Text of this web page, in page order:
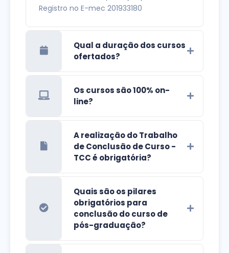
Registro no E-mec 201933180
Qual a duração dos cursos
ofertados?
Os cursos são 100% on-
line?
A realização do Trabalho
de Conclusão de Curso -
TCC é obrigatória?
Quais são os pilares
obrigatórios para
conclusão do curso de
pós-graduação?